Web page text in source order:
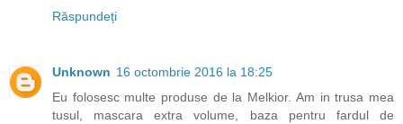
Răspundeți
Unknown 16 octombrie 2016 la 18:25
Eu folosesc multe produse de la Melkior. Am in trusa mea
tusul, mascara extra volume, baza pentru fardul de